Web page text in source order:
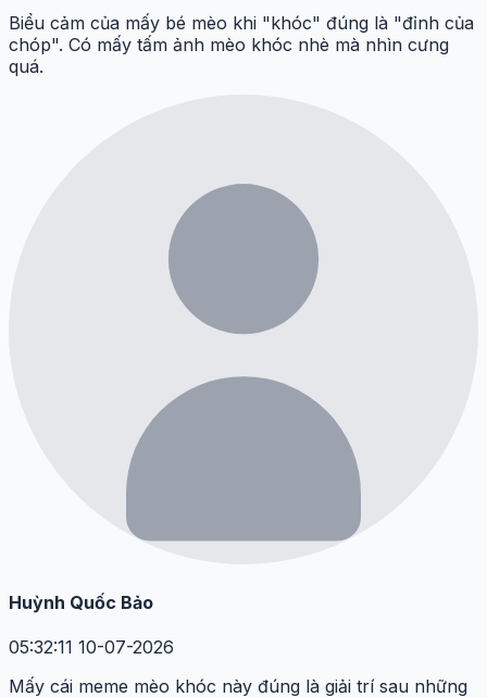
Biểu cảm của mấy bé mèo khi "khóc" đúng là "đỉnh của
chóp". Có mấy tấm ảnh mèo khóc nhè mà nhìn cưng
quá.
Huỳnh Quốc Bảo
05:32:11 10-07-2026
Mấy cái meme mèo khóc này đúng là giải trí sau những